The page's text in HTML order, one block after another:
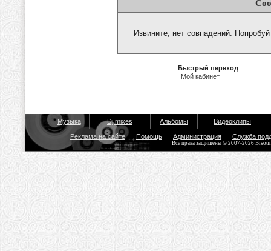
Извините, нет совпадений.
Быстрый переход
Музыка Dj mixes Альбомы Видеоклипы
Реклама на сайте Помощь Администрация Служба
Все права защищены © 2007-2026